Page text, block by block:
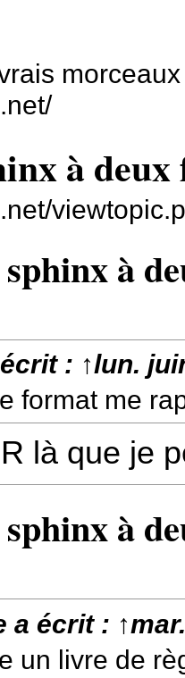
à deux
à
: ↑lun.
format me
là que je
à
a écrit : ↑
un livre de